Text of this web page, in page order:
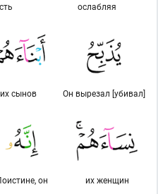
ослабляя
Он вырезал [убивал]
их сынов
их женщин
он